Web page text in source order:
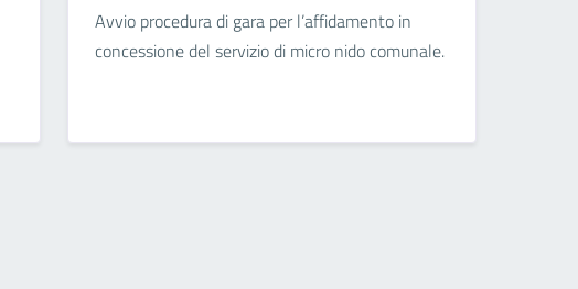
Avvio procedura di gara per l’affidamento in
concessione del servizio di micro nido comunale.